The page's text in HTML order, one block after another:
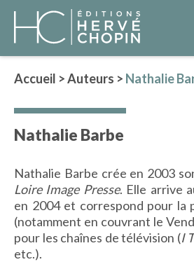
NOS AUTEURS
POLAR
IMAGINAIRE
LITTÉRATURE
PHILOSOPHIE
Accueil >Auteurs > Nathalie
Nathalie Barbe
Nathalie Barbe crée en 2003
Loire Image Presse. Elle arrive
en 2004 et correspond pour la
(notamment en couvrant le
pour les chaînes de télévision (I
etc.).